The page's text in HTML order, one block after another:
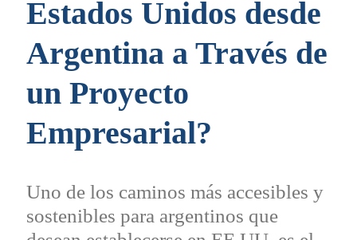
Estados Unidos desde
Argentina a Través de
un Proyecto
Empresarial?
Uno de los caminos más accesibles y
sostenibles para argentinos que